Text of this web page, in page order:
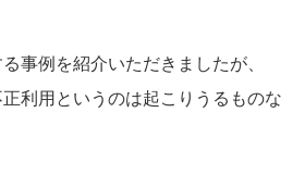
例を紹介いただきましたが、
利用というのは起こりうるものな